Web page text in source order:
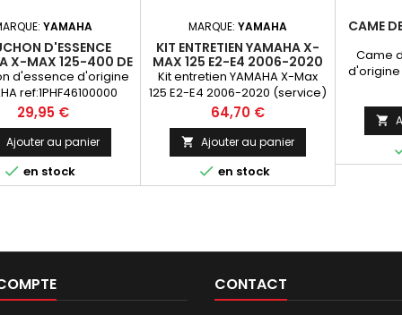
YAMAHA
D'ESSENCE
X-MAX 125-400 DE
2014-2016
d'essence d'origine
ref:1PHF46100000
Prix
29,95 €
Ajouter au panier
 en stock
MARQUE: YAMAHA
KIT ENTRETIEN YAMAHA X-
MAX 125 E2-E4 2006-2020
SERVICE
Kit entretien YAMAHA X-Max
125 E2-E4 2006-2020 (service)
Prix
64,70 €
 Ajouter au panier
 en stock
CAME
Came
d'origine

CONTACT